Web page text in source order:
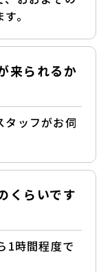
。
来られるか
タッフがお伺
くらいです
1時間程度で